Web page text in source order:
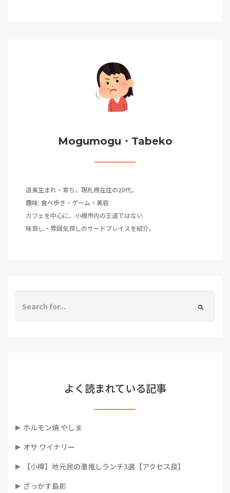
Mogumogu・Tabeko
道東生まれ・育ち、現札幌在住の20代。
趣味: 食べ歩き・ゲーム・美容
カフェを中心に、小樽市内の王道ではない
味良し・雰囲気良しのサードプレイスを紹介。
よく読まれている記事
ホルモン焼 やしま
オサ ワイナリー
【小樽】地元民の激推しランチ3選【アクセス良】
ざっかす島影